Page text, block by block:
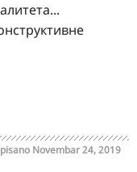
Novembar 24, 2019